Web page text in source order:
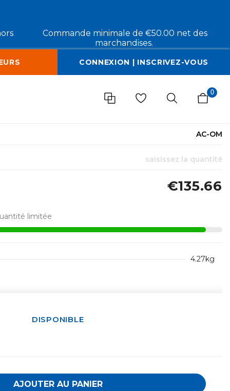
Commande minimale de €50.00 net des
marchandises.
CONNEXION | INSCRIVEZ-VOUS
0
AC-OM
saisissez la quantité
€135.66
limitée
4.27kg
DISPONIBLE
AJOUTER AU PANIER